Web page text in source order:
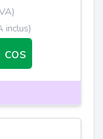
inclus)